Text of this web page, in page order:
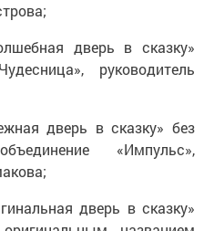
дверь в сказку»
руководитель
дверь в сказку» без
«Импульс»,
дверь в сказку»